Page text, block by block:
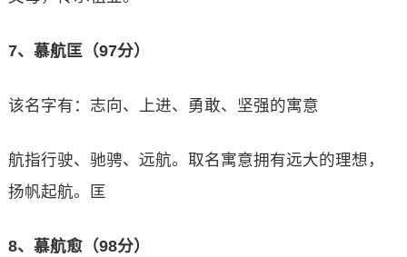
7、慕航匡（97分）
该名字有：志向、上进、勇敢、坚强的寓意
航指行驶、驰骋、远航。取名寓意拥有远大的理想，
扬帆起航。匡
8、慕航愈（98分）